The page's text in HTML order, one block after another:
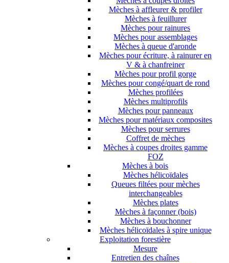
Mèches à affleurer & profiler
Mèches à feuillurer
Mèches pour rainures
Mèches pour assemblages
Mèches à queue d'aronde
Mèches pour écriture, à rainurer en
V & à chanfreiner
Mèches pour profil gorge
Mèches pour congé/quart de rond
Mèches profilées
Mèches multiprofils
Mèches pour panneaux
Mèches pour matériaux composites
Mèches pour serrures
Coffret de mèches
Mèches à coupes droites gamme
FOZ
Mèches à bois
Mèches hélicoïdales
Queues filtées pour mèches
interchangeables
Mèches plates
Mèches à façonner (bois)
Mèches à bouchonner
Mèches hélicoïdales à spire unique
Exploitation forestière
Mesure
Entretien des chaînes